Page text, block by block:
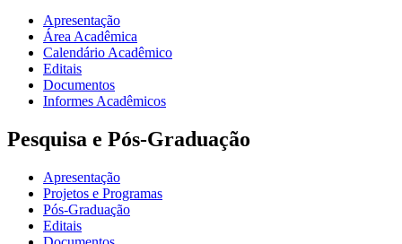
Apresentação
Área Acadêmica
Calendário Acadêmico
Editais
Documentos
Informes Acadêmicos
Pesquisa e Pós-Graduação
Apresentação
Projetos e Programas
Pós-Graduação
Editais